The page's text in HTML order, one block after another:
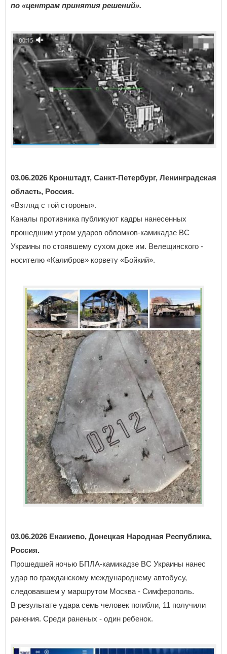
по «центрам принятия решений».
03.06.2026 Кронштадт, Санкт-Петербург, Ленинградская
область, Россия.
«Взгляд с той стороны».
Каналы противника публикуют кадры нанесенных
прошедшим утром ударов обломков-камикадзе ВС
Украины по стоявшему сухом доке им. Велещинского -
носителю «Калибров» корвету «Бойкий».
03.06.2026 Енакиево, Донецкая Народная Республика,
Россия.
Прошедшей ночью БПЛА-камикадзе ВС Украины нанес
удар по гражданскому международнему автобусу,
следовавшем у маршрутом Москва - Симферополь.
В результате удара семь человек погибли, 11 получили
ранения. Среди раненых - один ребенок.